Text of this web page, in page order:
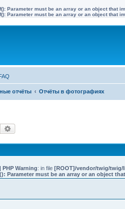
Parameter must be an array or an object that
Parameter must be an array or an object that
отчёты Отчёты в фотографиях
Поиск
Warning: in file [ROOT]/vendor/twig/twig/
Parameter must be an array or an object